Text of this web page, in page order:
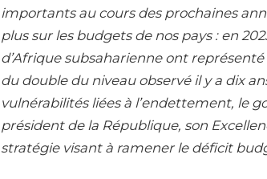
importants au cours des prochaines
plus sur les budgets de nos pays : en
d’Afrique subsaharienne ont
du double du niveau observé il y a dix
vulnérabilités liées à l’endettement, le
président de la République, son
stratégie visant à ramener le déficit